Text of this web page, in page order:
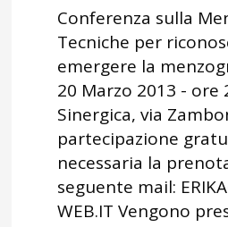
Conferenza sulla
Tecniche per
emergere la
20 Marzo 2013 - ore
Sinergica, via
partecipazione
necessaria la
seguente mail:
WEB.IT Vengono